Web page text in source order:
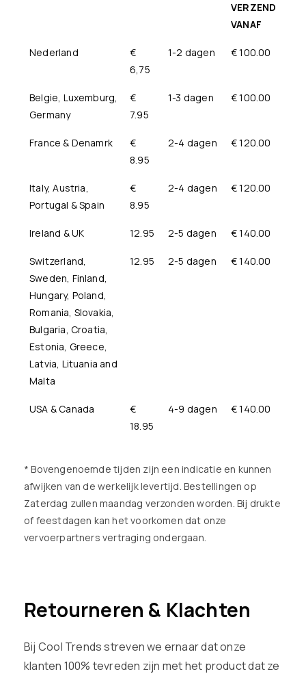
VERZEND
VANAF
Nederland
€
6,75
1-2 dagen € 100.00
Belgie, Luxemburg,
Germany
€
7.95
1-3 dagen € 100.00
France & Denamrk
€
8.95
2-4 dagen € 120.00
Italy, Austria,
Portugal & Spain
€
8.95
2-4 dagen € 120.00
Ireland & UK 12.95 2-5 dagen € 140.00
Switzerland,
Sweden, Finland,
Hungary, Poland,
Romania, Slovakia,
Bulgaria, Croatia,
Estonia, Greece,
Latvia, Lituania and
Malta
12.95 2-5 dagen € 140.00
USA & Canada
€
18.95
4-9 dagen € 140.00
* Bovengenoemde tijden zijn een indicatie en kunnen
afwijken van de werkelijk levertijd. Bestellingen op
Zaterdag zullen maandag verzonden worden. Bij drukte
of feestdagen kan het voorkomen dat onze
vervoerpartners vertraging ondergaan.
Retourneren & Klachten
Bij Cool Trends streven we ernaar dat onze
klanten 100% tevreden zijn met het product dat ze